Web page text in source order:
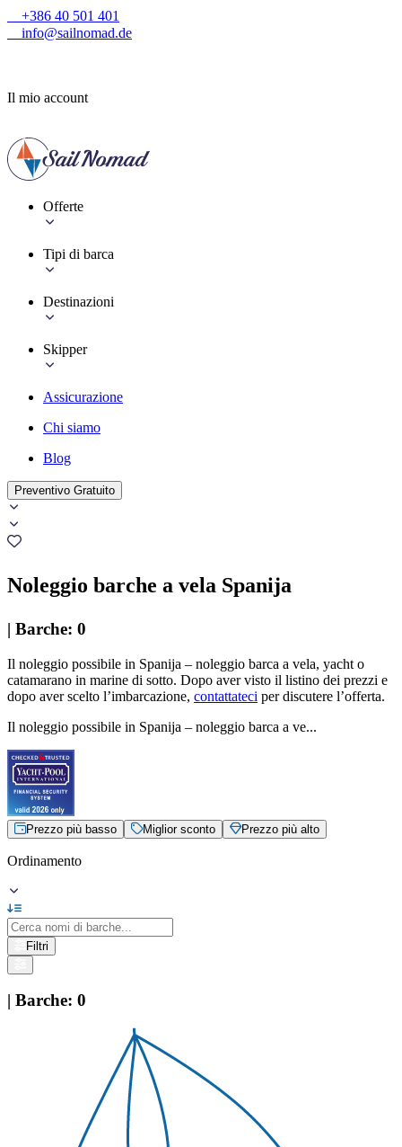
+386 40 501 401
info@sailnomad.de
Il mio account
Offerte
Tipi di barca
Destinazioni
Skipper
Assicurazione
Chi siamo
Blog
Preventivo Gratuito
Noleggio barche a vela Spanija
| Barche: 0
Il noleggio possibile in Spanija – noleggio barca a vela, yacht o
catamarano in marine di sotto. Dopo aver visto il listino dei prezzi e
dopo aver scelto l’imbarcazione, contattateci per discutere l’offerta.
Il noleggio possibile in Spanija – noleggio barca a ve...
Prezzo più basso Miglior sconto Prezzo più alto
Ordinamento
Filtri
| Barche: 0